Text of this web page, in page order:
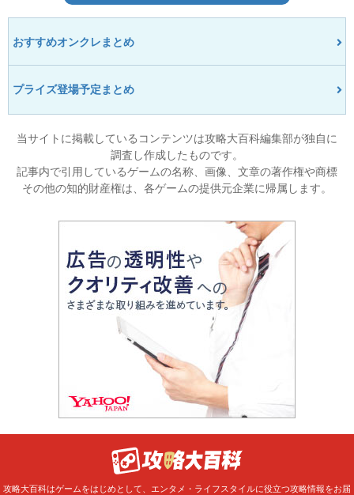
おすすめオンクレまとめ
プライズ登場予定まとめ
当サイトに掲載しているコンテンツは攻略大百科編集部が独自に
調査し作成したものです。
記事内で引用しているゲームの名称、画像、文章の著作権や商標
その他の知的財産権は、各ゲームの提供元企業に帰属します。
攻略大百科はゲームをはじめとして、エンタメ・ライフスタイルに役立つ攻略情報をお届